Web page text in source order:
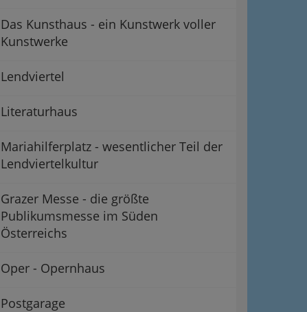
Das Kunsthaus - ein Kunstwerk voller
Kunstwerke
Lendviertel
Literaturhaus
Mariahilferplatz - wesentlicher Teil der
Lendviertelkultur
Grazer Messe - die größte
Publikumsmesse im Süden
Österreichs
Oper - Opernhaus
Postgarage